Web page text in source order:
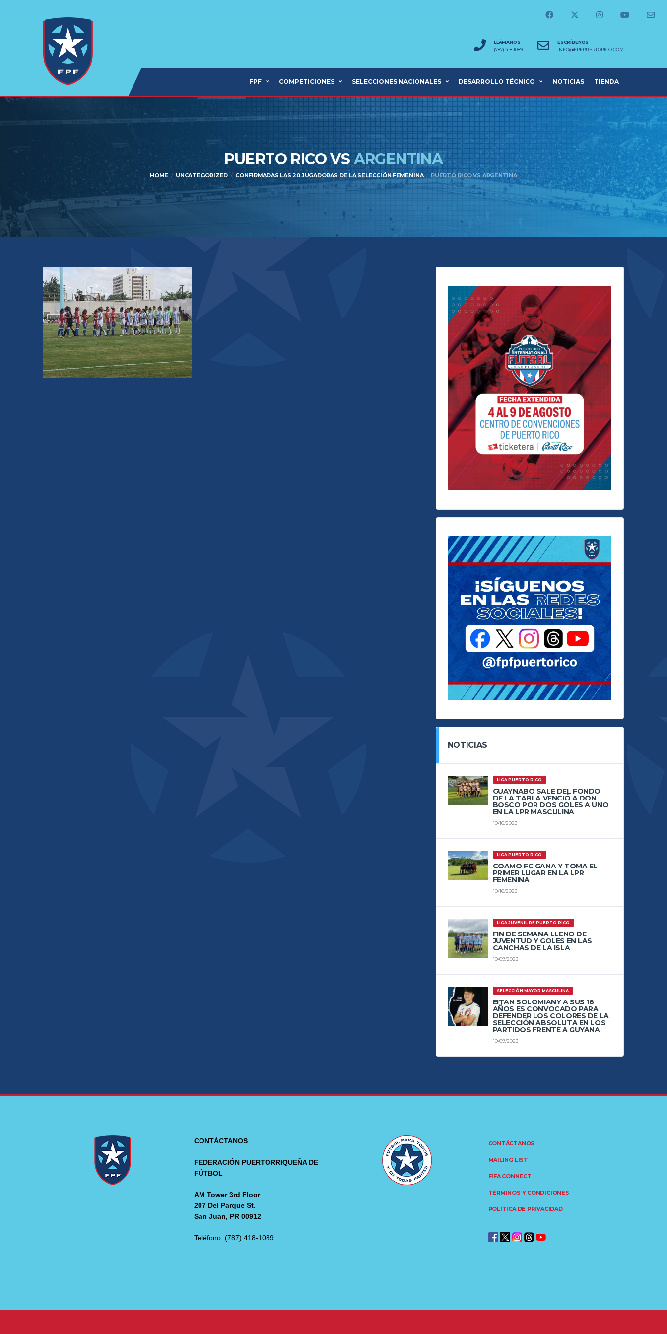
LLÁMANOS
(787) 418-1089
ESCRÍBENOS
INFO@FPFPUERTORICO.COM
FPF COMPETICIONES SELECCIONES NACIONALES DESARROLLO TÉCNICO NOTICIAS TIENDA
PUERTO RICO VSARGENTINA
HOME UNCATEGORIZED CONFIRMADAS LAS 20 JUGADORAS DE LA SELECCIÓN FEMENINA PUERTO RICO VS ARGENTINA
NOTICIAS
LIGA PUERTO RICO
GUAYNABO SALE DEL FONDO
DE LA TABLA VENCIÓ A DON
BOSCO POR DOS GOLES A UNO
EN LA LPR MASCULINA
10/16/2023
LIGA PUERTO RICO
COAMO FC GANA Y TOMA EL
PRIMER LUGAR EN LA LPR
FEMENINA
10/16/2023
LIGA JUVENIL DE PUERTO RICO
FIN DE SEMANA LLENO DE
JUVENTUD Y GOLES EN LAS
CANCHAS DE LA ISLA
10/09/2023
SELECCIÓN MAYOR MASCULINA
EITAN SOLOMIANY A SUS 16
AÑOS ES CONVOCADO PARA
DEFENDER LOS COLORES DE LA
SELECCIÓN ABSOLUTA EN LOS
PARTIDOS FRENTE A GUYANA
10/09/2023
CONTÁCTANOS
FEDERACIÓN PUERTORRIQUEÑA DE
FÚTBOL
AM Tower 3rd Floor
207 Del Parque St.
San Juan, PR 00912
Teléfono: (787) 418-1089
CONTÁCTANOS
MAILING LIST
FIFA CONNECT
TÉRMINOS Y CONDICIONES
POLÍTICA DE PRIVACIDAD